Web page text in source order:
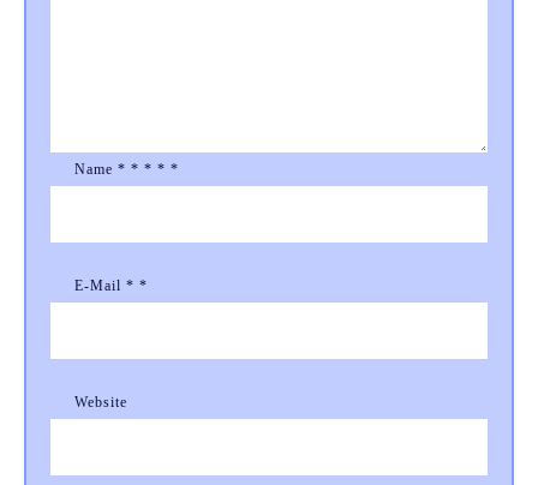
Name * * * * *
E-Mail * *
Website